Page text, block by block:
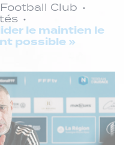
Club
le maintien le
possible »